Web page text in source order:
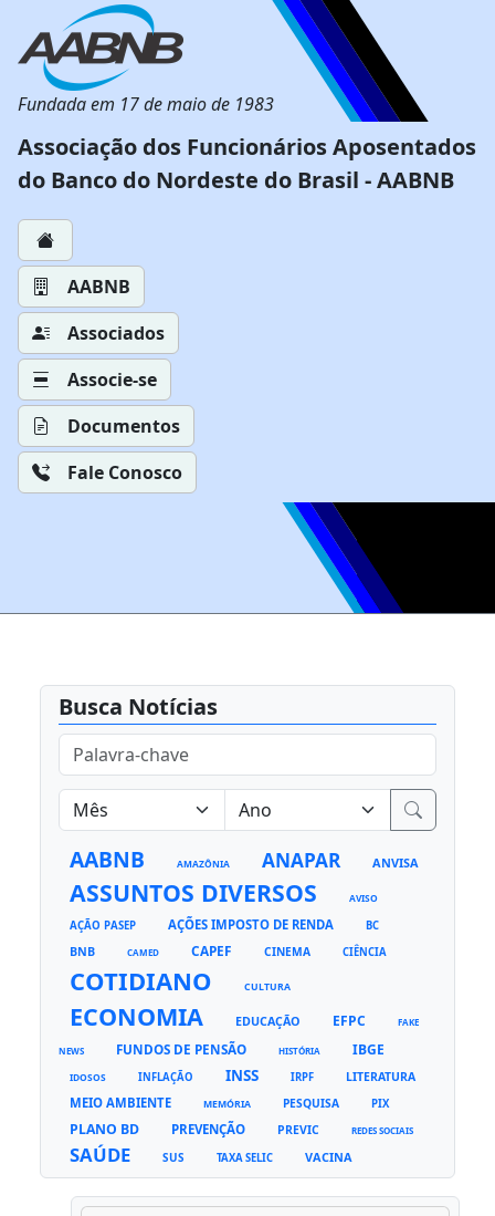
Fundada em 17 de maio de 1983
Associação dos Funcionários Aposentados
do Banco do Nordeste do Brasil - AABNB
AABNB
Associados
Associe-se
Documentos
Fale Conosco
Busca Notícias
AABNB AMAZÔNIA ANAPAR ANVISA
ASSUNTOS DIVERSOS AVISO
AÇÃO PASEP AÇÕES IMPOSTO DE RENDA BC
BNB CAMED CAPEF CINEMA CIÊNCIA
COTIDIANO CULTURA
ECONOMIA EDUCAÇÃO EFPC FAKE
NEWS FUNDOS DE PENSÃO HISTÓRIA IBGE
IDOSOS INFLAÇÃO INSS IRPF LITERATURA
MEIO AMBIENTE MEMÓRIA PESQUISA PIX
PLANO BD PREVENÇÃO PREVIC REDES SOCIAIS
SAÚDE SUS TAXA SELIC VACINA